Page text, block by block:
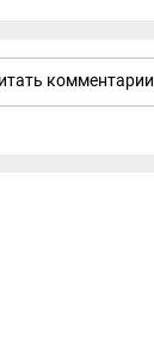
комментарии